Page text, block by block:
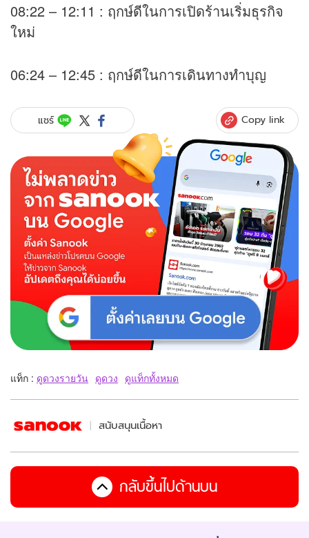
08:22 – 12:11 : ฤกษ์ดีในการเปิดร้านเริ่มธุรกิจ
ใหม่
06:24 – 12:45 : ฤกษ์ดีในการเดินทางทำบุญ
แชร์ Copy link
แท็ก : ดูดวงรายวัน ดูดวง ดูแท็กทั้งหมด
สนับสนุนเนื้อหา
กลับขึ้นไปด้านบน